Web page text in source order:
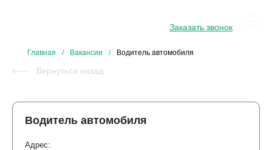
Заказать звонок
Главная / Вакансии / Водитель автомобиля
Вернуться назад
Водитель автомобиля
Адрес: